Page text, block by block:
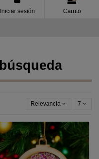
Iniciar sesión Carrito
Relevancia 7